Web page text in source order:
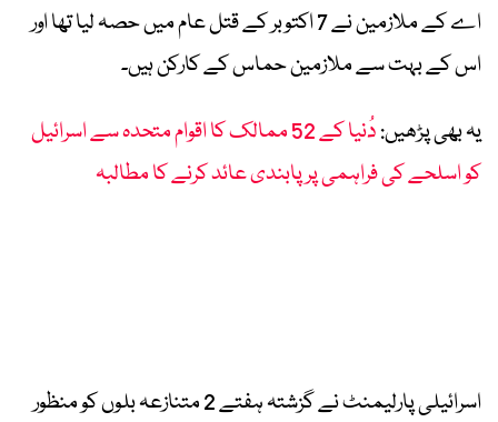
اے کے ملازمین نے 7 اکتوبر کے قتل عام میں حصہ لیا تھا اور
اس کے بہت سے ملازمین حماس کے کارکن ہیں۔
یہ بھی پڑھیں:
دُنیا کے 52 ممالک کا اقوام متحدہ سے اسرائیل
کو اسلحے کی فراہمی پر پابندی عائد کرنے کا مطالبہ
اسرائیلی پارلیمنٹ نے گزشتہ ہفتے 2 متنازعہ بلوں کو منظور